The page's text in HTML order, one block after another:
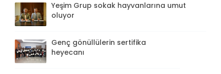
Yeşim Grup sokak hayvanlarına umut
oluyor
Genç gönüllülerin sertifika
heyecanı